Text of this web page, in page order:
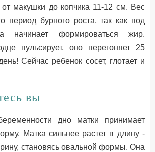
макушки до копчика 11-12 см. Вес
период бурного роста, так как под
начинает формироваться жир.
пульсирует, оно перегоняет 25
Сейчас ребенок сосет, глотает и
вы
дно матки принимает
Матка сильнее растет в длину -
становясь овальной формы. Она